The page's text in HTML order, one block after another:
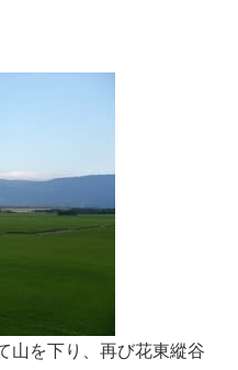
山を下り、再び花東縱谷